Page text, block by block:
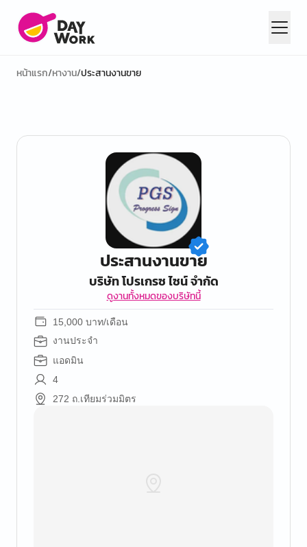
หน้าแรก/หางาน/ประสานงานขาย
ประสานงานขาย
บริษัท โปรเกรซ ไซน์ จำกัด
ดูงานทั้งหมดของบริษัทนี้
15,000 บาท/เดือน
งานประจำ
แอดมิน
4
272 ถ.เทียมร่วมมิตร